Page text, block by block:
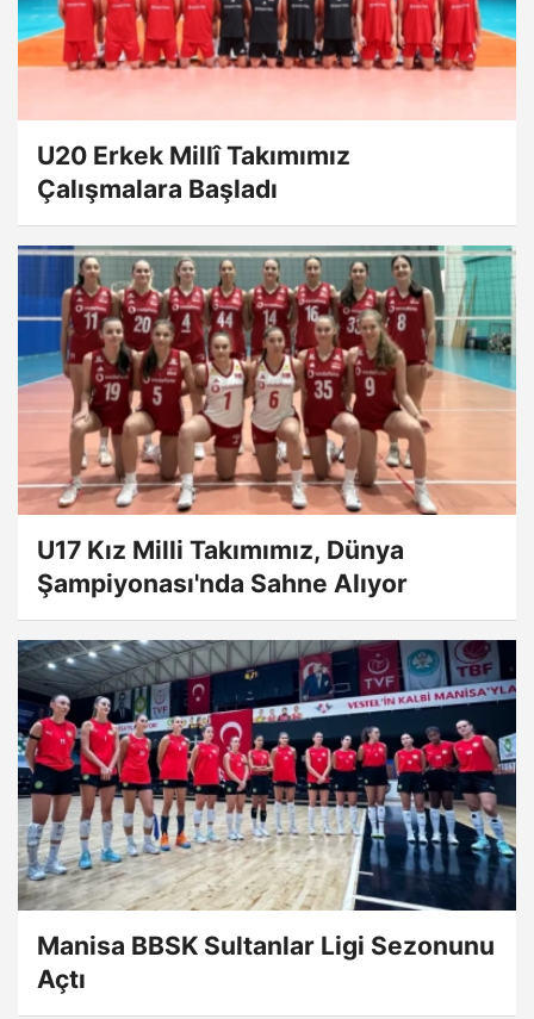
U20 Erkek Millî Takımımız
Çalışmalara Başladı
U17 Kız Milli Takımımız, Dünya
Şampiyonası'nda Sahne Alıyor
Manisa BBSK Sultanlar Ligi Sezonunu
Açtı